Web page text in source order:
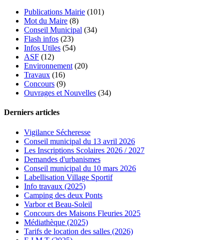
Publications Mairie (101)
Mot du Maire (8)
Conseil Municipal (34)
Flash infos (23)
Infos Utiles (54)
ASF (12)
Environnement (20)
Travaux (16)
Concours (9)
Ouvrages et Nouvelles (34)
Derniers articles
Vigilance Sécheresse
Conseil municipal du 13 avril 2026
Les Inscriptions Scolaires 2026 / 2027
Demandes d'urbanismes
Conseil municipal du 10 mars 2026
Labellisation Village Sportif
Info travaux (2025)
Camping des deux Ponts
Varbor et Beau-Soleil
Concours des Maisons Fleuries 2025
Médiathèque (2025)
Tarifs de location des salles (2026)